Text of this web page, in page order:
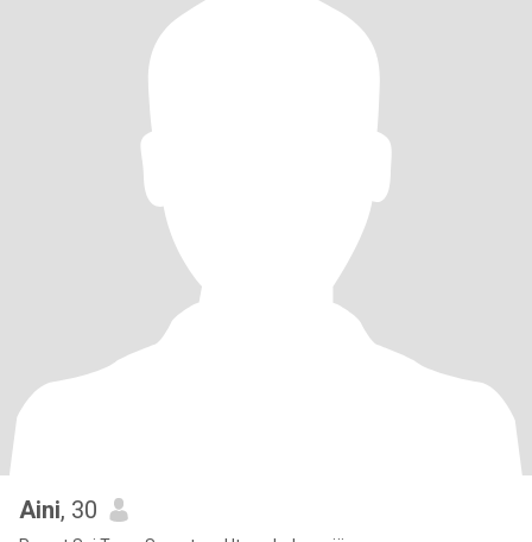
Aini, 30